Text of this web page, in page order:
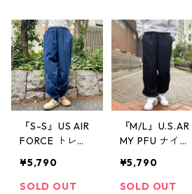
31218
『S-S』US AIR
FORCE トレー
ナイロンパンツ
PTU ネイビー
¥5,790
SOLD OUT
『M/L』U.S.AR
MY PFU ナイロ
パンツ 黒 古着
古着屋 高円寺
¥5,790
SOLD OUT